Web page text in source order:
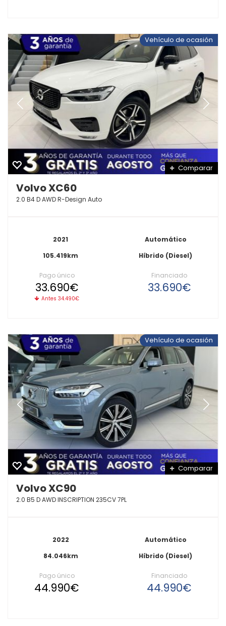
Vehículo de ocasión
Comparar
Volvo XC60
2.0 B4 D AWD R-Design Auto
2021
105.419km
Automático
Híbrido (Diesel)
Pago único
33.690€
Antes 34.490€
Financiado
33.690€
Vehículo de ocasión
Comparar
Volvo XC90
2.0 B5 D AWD INSCRIPTION 235CV 7PL
2022
84.046km
Automático
Híbrido (Diesel)
Pago único
44.990€
Financiado
44.990€